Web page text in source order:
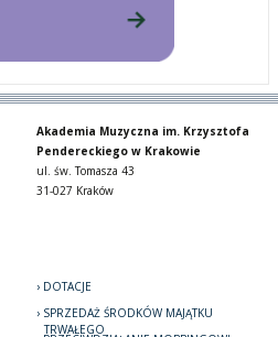
Akademia Muzyczna im. Krzysztofa
Pendereckiego w Krakowie
ul. św. Tomasza 43
31-027 Kraków
DOTACJE
SPRZEDAŻ ŚRODKÓW MAJĄTKU
TRWAŁEGO